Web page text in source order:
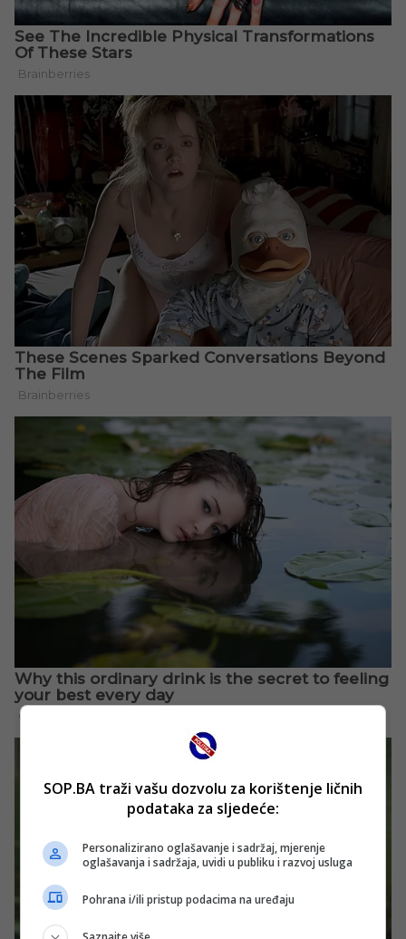
SOP.BA traži vašu dozvolu za korištenje ličnih
podataka za sljedeće:
Personalizirano oglašavanje i sadržaj, mjerenje
oglašavanja i sadržaja, uvidi u publiku i razvoj usluga
Pohrana i/ili pristup podacima na uređaju